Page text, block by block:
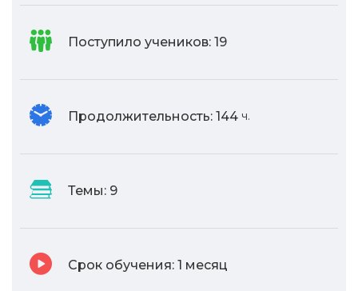
Поступило учеников: 19
Продолжительность: 144 ч.
Темы: 9
Срок обучения: 1 месяц